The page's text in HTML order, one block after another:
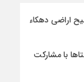
اراضی دهکاء
با مشارکت